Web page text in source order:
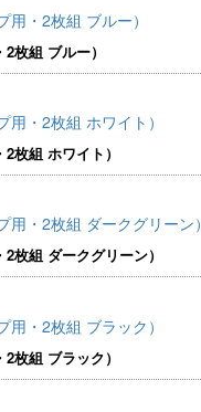
枚組 ブルー）
枚組 ホワイト）
枚組 ダークグリーン）
枚組 ブラック）